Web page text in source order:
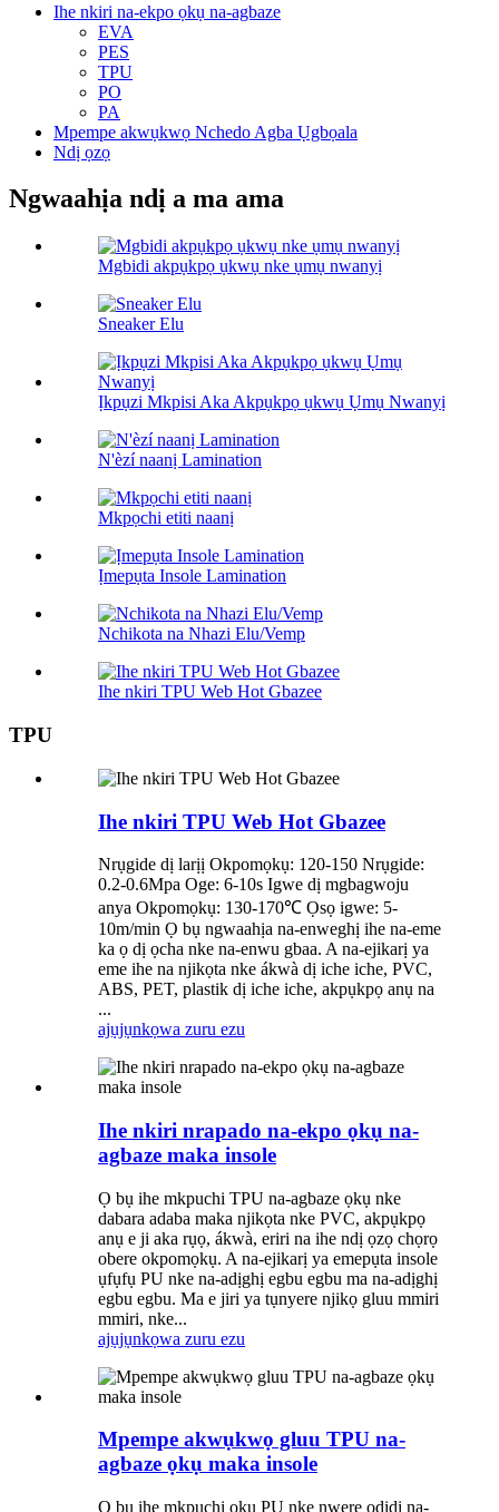
Ihe nkiri na-ekpo ọkụ na-agbaze
EVA
PES
TPU
PO
PA
Mpempe akwụkwọ Nchedo Agba Ụgbọala
Ndị ọzọ
Ngwaahịa ndị a ma ama
Mgbidi akpụkpọ ụkwụ nke ụmụ nwanyị
Sneaker Elu
Ịkpụzi Mkpisi Aka Akpụkpọ ụkwụ Ụmụ Nwanyị
N'èzí naanị Lamination
Mkpọchi etiti naanị
Ịmepụta Insole Lamination
Nchikota na Nhazi Elu/Vemp
Ihe nkiri TPU Web Hot Gbazee
TPU
Ihe nkiri TPU Web Hot Gbazee
Nrụgide dị larịị Okpomọkụ: 120-150 Nrụgide:
0.2-0.6Mpa Oge: 6-10s Igwe dị mgbagwoju
anya Okpomọkụ: 130-170℃ Ọsọ igwe: 5-
10m/min Ọ bụ ngwaahịa na-enweghị ihe na-eme
ka ọ dị ọcha nke na-enwu gbaa. A na-ejikarị ya
eme ihe na njikọta nke ákwà dị iche iche, PVC,
ABS, PET, plastik dị iche iche, akpụkpọ anụ na
...
ajụjụnkọwa zuru ezu
Ihe nkiri nrapado na-ekpo ọkụ na-
agbaze maka insole
Ọ bụ ihe mkpuchi TPU na-agbaze ọkụ nke
dabara adaba maka njikọta nke PVC, akpụkpọ
anụ e ji aka rụọ, ákwà, eriri na ihe ndị ọzọ chọrọ
obere okpomọkụ. A na-ejikarị ya emepụta insole
ụfụfụ PU nke na-adịghị egbu egbu ma na-adịghị
egbu egbu. Ma e jiri ya tụnyere njikọ gluu mmiri
mmiri, nke...
ajụjụnkọwa zuru ezu
Mpempe akwụkwọ gluu TPU na-
agbaze ọkụ maka insole
Ọ bụ ihe mkpuchi ọkụ PU nke nwere ọdịdị na-